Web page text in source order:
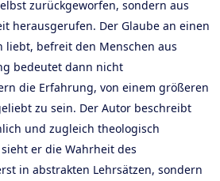
zurückgeworfen, sondern aus
herausgerufen. Der Glaube an einen
liebt, befreit den Menschen aus
bedeutet dann nicht
die Erfahrung, von einem größeren
zu sein. Der Autor beschreibt
und zugleich theologisch
er die Wahrheit des
in abstrakten Lehrsätzen, sondern